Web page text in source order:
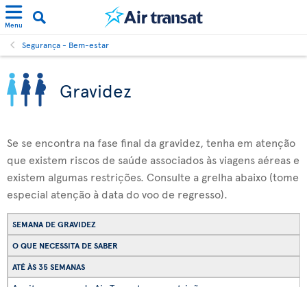
Menu
Segurança - Bem-estar
Gravidez
Se se encontra na fase final da gravidez, tenha em atenção
que existem riscos de saúde associados às viagens aéreas e
existem algumas restrições. Consulte a grelha abaixo (tome
especial atenção à data do voo de regresso).
SEMANA DE GRAVIDEZ
O QUE NECESSITA DE SABER
ATÉ ÀS 35 SEMANAS